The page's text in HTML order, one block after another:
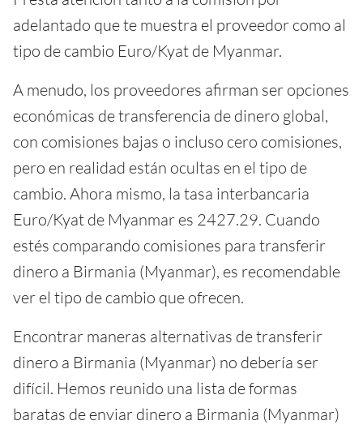
adelantado que te muestra el proveedor como al
tipo de cambio Euro/Kyat de Myanmar.
A menudo, los proveedores afirman ser opciones
económicas de transferencia de dinero global,
con comisiones bajas o incluso cero comisiones,
pero en realidad están ocultas en el tipo de
cambio. Ahora mismo, la tasa interbancaria
Euro/Kyat de Myanmar es 2427.29. Cuando
estés comparando comisiones para transferir
dinero a Birmania (Myanmar), es recomendable
ver el tipo de cambio que ofrecen.
Encontrar maneras alternativas de transferir
dinero a Birmania (Myanmar) no debería ser
difícil. Hemos reunido una lista de formas
baratas de enviar dinero a Birmania (Myanmar)